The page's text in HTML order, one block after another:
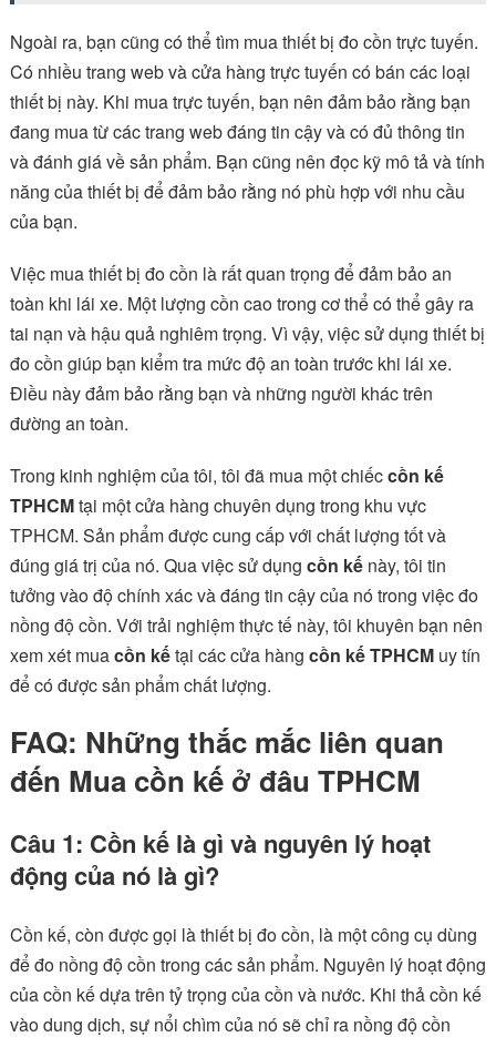
Ngoài ra, bạn cũng có thể tìm mua thiết bị đo cồn trực tuyến.
Có nhiều trang web và cửa hàng trực tuyến có bán các loại
thiết bị này. Khi mua trực tuyến, bạn nên đảm bảo rằng bạn
đang mua từ các trang web đáng tin cậy và có đủ thông tin
và đánh giá về sản phẩm. Bạn cũng nên đọc kỹ mô tả và tính
năng của thiết bị để đảm bảo rằng nó phù hợp với nhu cầu
của bạn.
Việc mua thiết bị đo cồn là rất quan trọng để đảm bảo an
toàn khi lái xe. Một lượng cồn cao trong cơ thể có thể gây ra
tai nạn và hậu quả nghiêm trọng. Vì vậy, việc sử dụng thiết bị
đo cồn giúp bạn kiểm tra mức độ an toàn trước khi lái xe.
Điều này đảm bảo rằng bạn và những người khác trên
đường an toàn.
Trong kinh nghiệm của tôi, tôi đã mua một chiếccồn kế
TPHCMtại một cửa hàng chuyên dụng trong khu vực
TPHCM. Sản phẩm được cung cấp với chất lượng tốt và
đúng giá trị của nó. Qua việc sử dụng cồn kếnày, tôi tin
tưởng vào độ chính xác và đáng tin cậy của nó trong việc đo
nồng độ cồn. Với trải nghiệm thực tế này, tôi khuyên bạn nên
xem xét muacồn kếtại các cửa hàng cồn kế TPHCM uy tín
để có được sản phẩm chất lượng.
FAQ: Những thắc mắc liên quan
đến Mua cồn kế ở đâu TPHCM
Câu 1: Cồn kế là gì và nguyên lý hoạt
động của nó là gì?
Cồn kế, còn được gọi là thiết bị đo cồn, là một công cụ dùng
để đo nồng độ cồn trong các sản phẩm. Nguyên lý hoạt động
của cồn kế dựa trên tỷ trọng của cồn và nước. Khi thả cồn kế
vào dung dịch, sự nổi chìm của nó sẽ chỉ ra nồng độ cồn